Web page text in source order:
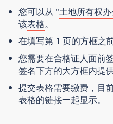
您可以从 "土地所有权
该表格。
在填写第 1 页的方框之
您需要在合格证人面前
签名下方的大方框内提
提交表格需要缴费，目
表格的链接一起显示。